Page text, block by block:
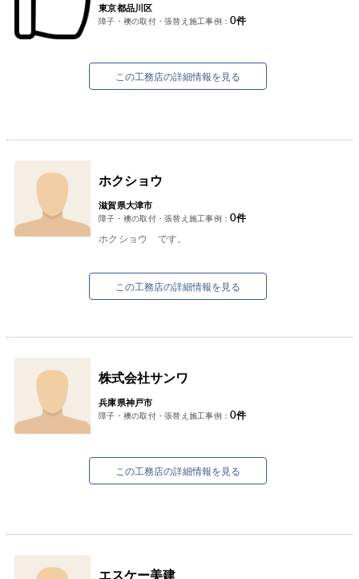
東京都品川区
障子・襖の取付・張替え施工事例： 0件
この工務店の詳細情報を見る
ホクショウ
滋賀県大津市
障子・襖の取付・張替え施工事例： 0件
ホクショウ です。
この工務店の詳細情報を見る
株式会社サンワ
兵庫県神戸市
障子・襖の取付・張替え施工事例： 0件
この工務店の詳細情報を見る
エスケー美建